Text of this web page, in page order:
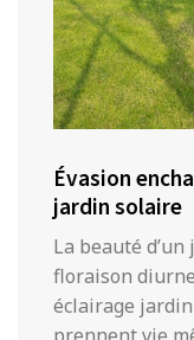
Évasion
jardin solaire
La beauté
floraison
éclairage